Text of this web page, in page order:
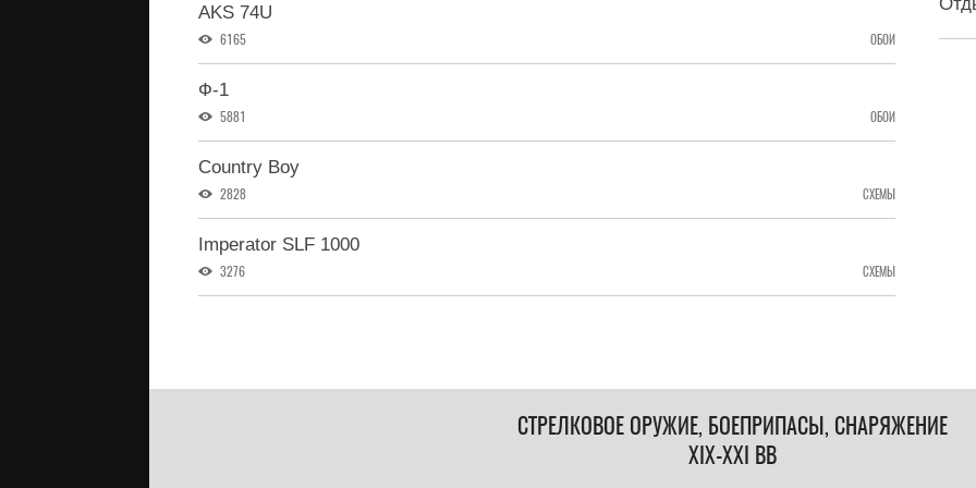
AKS 74U
6165 ОБОИ
Ф-1
5881 ОБОИ
Country Boy
2828 СХЕМЫ
Imperator SLF 1000
3276 СХЕМЫ
СТРЕЛКОВОЕ ОРУЖИЕ, БОЕПРИПАСЫ, СНАРЯЖЕНИЕ
XIX-XXI ВВ